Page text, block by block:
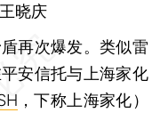
王晓庆
再次爆发。类似雷
安信托与上海家化
，下称上海家化）